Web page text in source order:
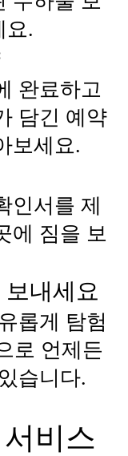
요.
완료하고
담긴 예약
보세요.
인서를 제
에 짐을 보
내세요
롭게 탐험
로 언제든
습니다.
비스